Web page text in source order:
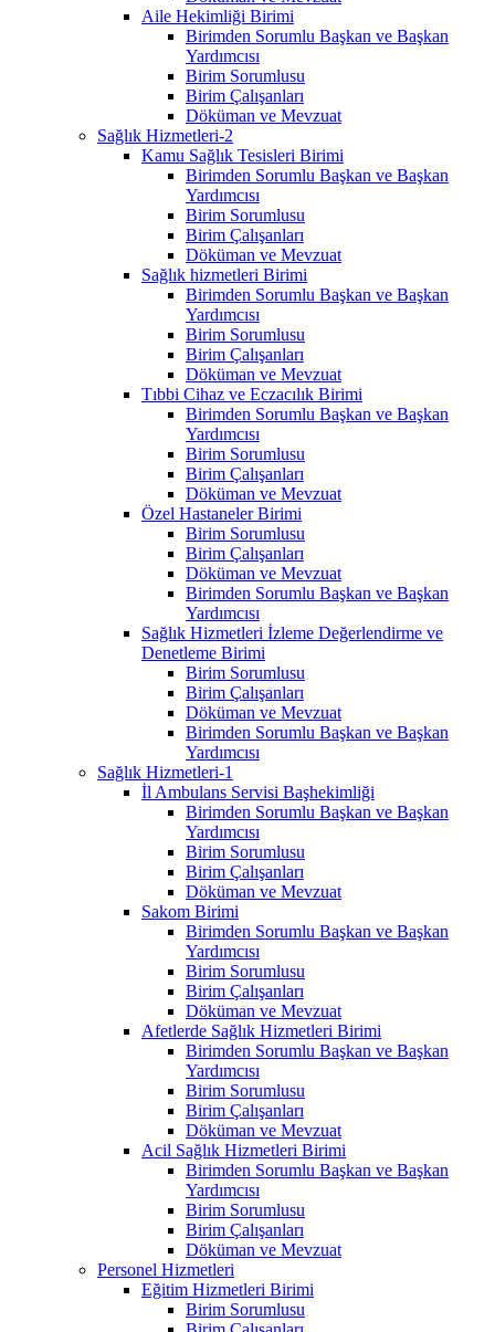
Aile Hekimliği Birimi
Birimden Sorumlu Başkan ve Başkan
Yardımcısı
Birim Sorumlusu
Birim Çalışanları
Döküman ve Mevzuat
Sağlık Hizmetleri-2
Kamu Sağlık Tesisleri Birimi
Birimden Sorumlu Başkan ve Başkan
Yardımcısı
Birim Sorumlusu
Birim Çalışanları
Döküman ve Mevzuat
Sağlık hizmetleri Birimi
Birimden Sorumlu Başkan ve Başkan
Yardımcısı
Birim Sorumlusu
Birim Çalışanları
Döküman ve Mevzuat
Tıbbi Cihaz ve Eczacılık Birimi
Birimden Sorumlu Başkan ve Başkan
Yardımcısı
Birim Sorumlusu
Birim Çalışanları
Döküman ve Mevzuat
Özel Hastaneler Birimi
Birim Sorumlusu
Birim Çalışanları
Döküman ve Mevzuat
Birimden Sorumlu Başkan ve Başkan
Yardımcısı
Sağlık Hizmetleri İzleme Değerlendirme ve
Denetleme Birimi
Birim Sorumlusu
Birim Çalışanları
Döküman ve Mevzuat
Birimden Sorumlu Başkan ve Başkan
Yardımcısı
Sağlık Hizmetleri-1
İl Ambulans Servisi Başhekimliği
Birimden Sorumlu Başkan ve Başkan
Yardımcısı
Birim Sorumlusu
Birim Çalışanları
Döküman ve Mevzuat
Sakom Birimi
Birimden Sorumlu Başkan ve Başkan
Yardımcısı
Birim Sorumlusu
Birim Çalışanları
Döküman ve Mevzuat
Afetlerde Sağlık Hizmetleri Birimi
Birimden Sorumlu Başkan ve Başkan
Yardımcısı
Birim Sorumlusu
Birim Çalışanları
Döküman ve Mevzuat
Acil Sağlık Hizmetleri Birimi
Birimden Sorumlu Başkan ve Başkan
Yardımcısı
Birim Sorumlusu
Birim Çalışanları
Döküman ve Mevzuat
Personel Hizmetleri
Eğitim Hizmetleri Birimi
Birim Sorumlusu